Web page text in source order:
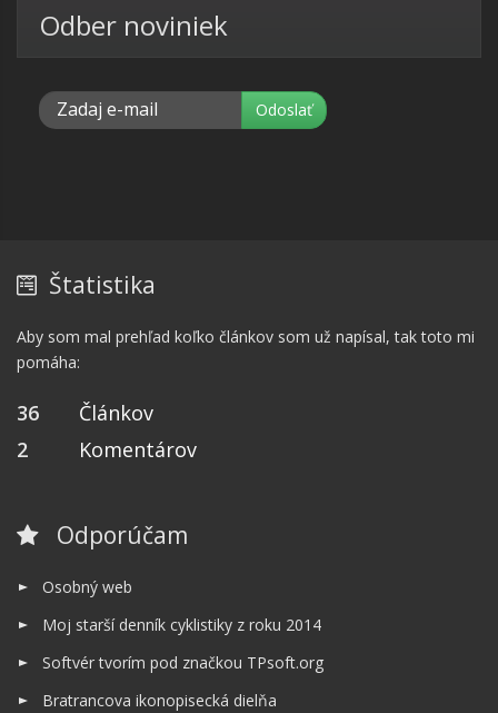
Odber noviniek
Štatistika
Aby som mal prehľad koľko článkov som už napísal, tak toto mi
pomáha:
36
Článkov
2
Komentárov
Odporúčam
Osobný web
Moj starší denník cyklistiky z roku 2014
Softvér tvorím pod značkou TPsoft.org
Bratrancova ikonopisecká dielňa